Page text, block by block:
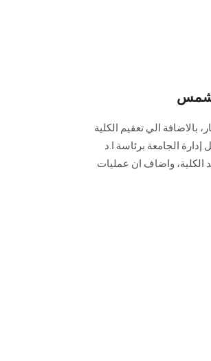
شمس
بالاضافة الي تعقيم الكلية
الجامعة برئاسة ا.د
الكلية، واضاف ان عمليات